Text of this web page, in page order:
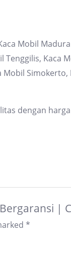
Mobil
Kaca
dengan
|
*